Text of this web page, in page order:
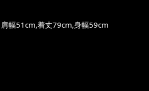
幅51cm,着丈79cm,身幅59cm